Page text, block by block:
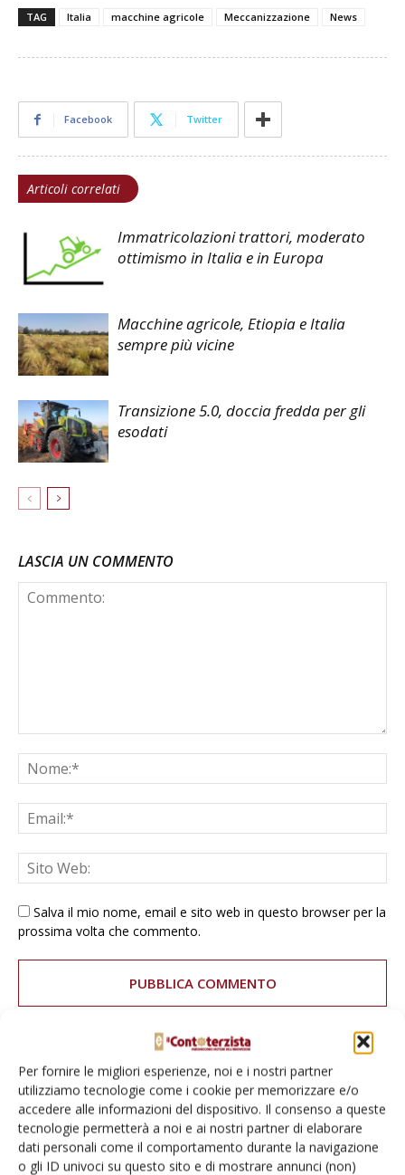
Per fornire le migliori esperienze, noi e i nostri partner
utilizziamo tecnologie come i cookie per memorizzare e/o
accedere alle informazioni del dispositivo. Il consenso a queste
tecnologie permetterà a noi e ai nostri partner di elaborare
dati personali come il comportamento durante la navigazione
o gli ID univoci su questo sito e di mostrare annunci (non)
TAG Italia macchine agricole Meccanizzazione News
Facebook Twitter
Articoli correlati
Immatricolazioni trattori, moderato
ottimismo in Italia e in Europa
Macchine agricole, Etiopia e Italia
sempre più vicine
Transizione 5.0, doccia fredda per gli
esodati
LASCIA UN COMMENTO
Salva il mio nome, email e sito web in questo browser per la
prossima volta che commento.
E-magazine
Tecniche, prodotti e servizi dalle aziende